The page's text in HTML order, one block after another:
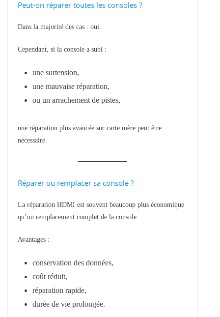
Peut-on réparer toutes les consoles ?
Dans la majorité des cas : oui.
Cependant, si la console a subi :
une surtension,
une mauvaise réparation,
ou un arrachement de pistes,
une réparation plus avancée sur carte mère peut être
nécessaire.
Réparer ou remplacer sa console ?
La réparation HDMI est souvent beaucoup plus économique
qu’un remplacement complet de la console.
Avantages :
conservation des données,
coût réduit,
réparation rapide,
durée de vie prolongée.